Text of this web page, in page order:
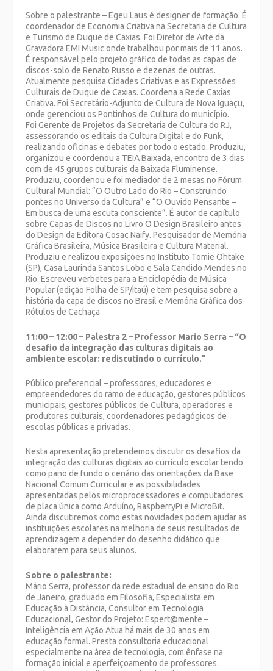
Sobre o palestrante – Egeu Laus é designer de formação. É
coordenador de Economia Criativa na Secretaria de Cultura
e Turismo de Duque de Caxias. Foi Diretor de Arte da
Gravadora EMI Music onde trabalhou por mais de 11 anos.
É responsável pelo projeto gráfico de todas as capas de
discos-solo de Renato Russo e dezenas de outras.
Atualmente pesquisa Cidades Criativas e as Expressões
Culturais de Duque de Caxias. Coordena a Rede Caxias
Criativa. Foi Secretário-Adjunto de Cultura de Nova Iguaçu,
onde gerenciou os Pontinhos de Cultura do município.
Foi Gerente de Projetos da Secretaria de Cultura do RJ,
assessorando os editais da Cultura Digital e do Funk,
realizando oficinas e debates por todo o estado. Produziu,
organizou e coordenou a TEIA Baixada, encontro de 3 dias
com de 45 grupos culturais da Baixada Fluminense.
Produziu, coordenou e foi mediador de 2 mesas no Fórum
Cultural Mundial: “O Outro Lado do Rio – Construindo
pontes no Universo da Cultura” e “O Ouvido Pensante –
Em busca de uma escuta consciente”. É autor de capítulo
sobre Capas de Discos no Livro O Design Brasileiro antes
do Design da Editora Cosac Naify. Pesquisador de Memória
Gráfica Brasileira, Música Brasileira e Cultura Material.
Produziu e realizou exposições no Instituto Tomie Ohtake
(SP), Casa Laurinda Santos Lobo e Sala Candido Mendes no
Rio. Escreveu verbetes para a Enciclopédia de Música
Popular (edição Folha de SP/Itaú) e tem pesquisa sobre a
história da capa de discos no Brasil e Memória Gráfica dos
Rótulos de Cachaça.
11:00 – 12:00 – Palestra 2 – Professor Mario Serra – “O
desafio da integração das culturas digitais ao
ambiente escolar: rediscutindo o currículo.”
Público preferencial – professores, educadores e
empreendedores do ramo de educação, gestores públicos
municipais, gestores públicos de Cultura, operadores e
produtores culturais, coordenadores pedagógicos de
escolas públicas e privadas.
Nesta apresentação pretendemos discutir os desafios da
integração das culturas digitais ao currículo escolar tendo
como pano de fundo o cenário das orientações da Base
Nacional Comum Curricular e as possibilidades
apresentadas pelos microprocessadores e computadores
de placa única como Arduíno, RaspberryPi e MicroBit.
Ainda discutiremos como estas novidades podem ajudar as
instituições escolares na melhoria de seus resultados de
aprendizagem a depender do desenho didático que
elaborarem para seus alunos.
Sobre o palestrante:
Mário Serra, professor da rede estadual de ensino do Rio
de Janeiro, graduado em Filosofia, Especialista em
Educação à Distância, Consultor em Tecnologia
Educacional, Gestor do Projeto: Espert@mente –
Inteligência em Ação Atua há mais de 30 anos em
educação formal. Presta consultoria educacional
especialmente na área de tecnologia, com ênfase na
formação inicial e aperfeiçoamento de professores.